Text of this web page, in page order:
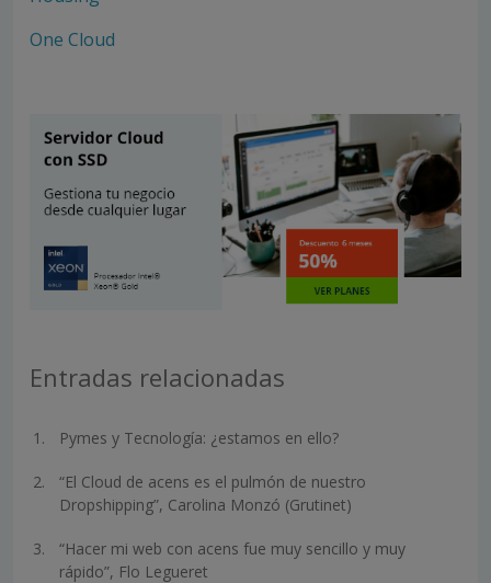
One Cloud
Entradas relacionadas
Pymes y Tecnología: ¿estamos en ello?
“El Cloud de acens es el pulmón de nuestro
Dropshipping”, Carolina Monzó (Grutinet)
“Hacer mi web con acens fue muy sencillo y muy
rápido”, Flo Legueret